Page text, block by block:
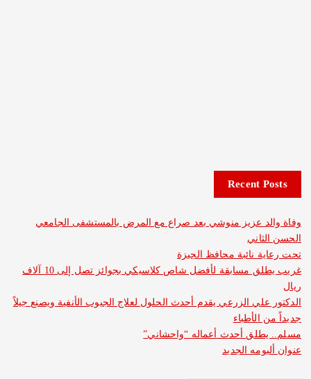
Recent
عزيز منوشي بعد صراع مع المرض بالمستشفى الجامعي
نائبة محافظ الجيزة
غريب يطلق مسابقة لأفضل شاص كلاسيكي بجوائز تصل إلى 10 آلاف
الزرعي يقدم أحدث الحلول لعلاج الجيوب الأنفية ويصنع جيلاً
أحدث أعماله “واحشاني”
الجديد